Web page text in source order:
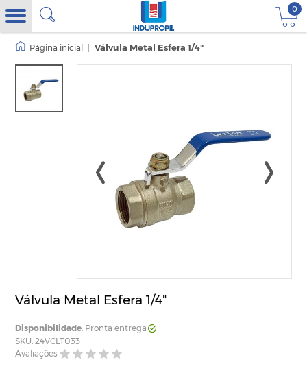
0
Válvula Metal Esfera 1/4"
Válvula Metal Esfera 1/4"
Disponibilidade: Pronta entrega
SKU: 24VCLT033
Avaliações